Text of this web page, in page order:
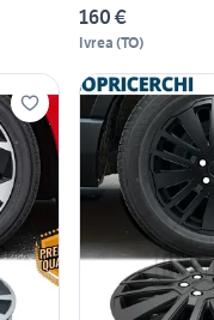
160 €
Ivrea (TO)